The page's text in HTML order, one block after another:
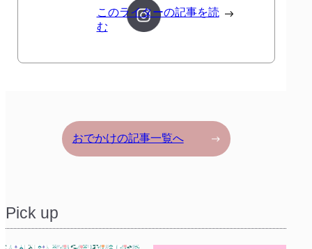
このライターの記事を読
む
おでかけの記事一覧へ
Pick up